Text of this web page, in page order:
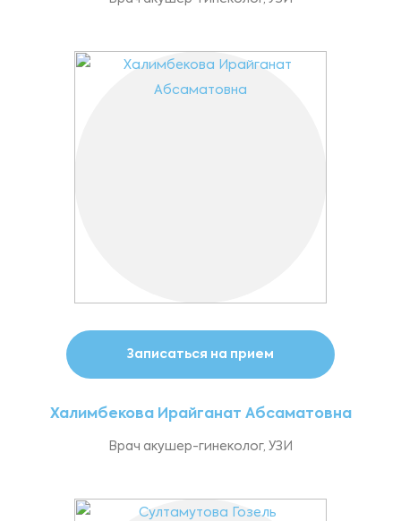
Записаться на прием
Халимбекова Ирайганат Абсаматовна
Врач акушер-гинеколог, УЗИ